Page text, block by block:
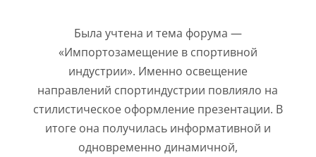
Была учтена и тема форума —
«Импортозамещение в спортивной
индустрии». Именно освещение
направлений спортиндустрии повлияло на
стилистическое оформление презентации. В
итоге она получилась информативной и
одновременно динамичной,